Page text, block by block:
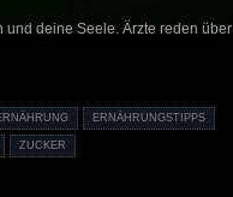
und deine Seele. Ärzte reden über
ERNÄHRUNGSTIPPS
ZUCKER